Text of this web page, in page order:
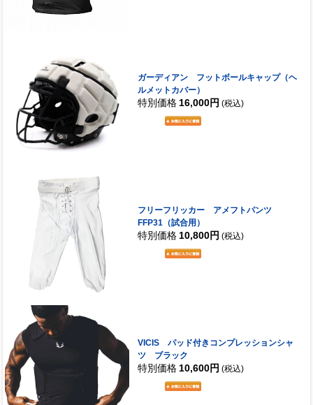
ガーディアン フットボールキャップ（ヘ
ルメットカバー）
特別価格 16,000円 (税込)
フリーフリッカー アメフトパンツ
FFP31（試合用）
特別価格 10,800円 (税込)
VICIS パッド付きコンプレッションシャ
ツ ブラック
特別価格 10,600円 (税込)